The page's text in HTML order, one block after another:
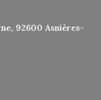
92600 Asnières-